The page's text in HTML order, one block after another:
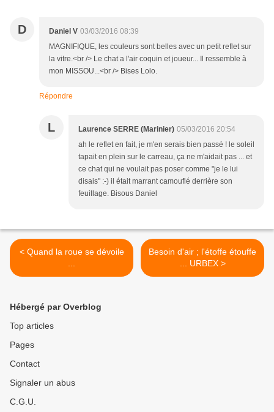
D Daniel V 03/03/2016 08:39
MAGNIFIQUE, les couleurs sont belles avec un petit reflet sur
la vitre.<br /> Le chat a l'air coquin et joueur... Il ressemble à
mon MISSOU...<br /> Bises Lolo.
Répondre
L Laurence SERRE (Marinier) 05/03/2016 20:54
ah le reflet en fait, je m'en serais bien passé ! le soleil
tapait en plein sur le carreau, ça ne m'aidait pas ... et
ce chat qui ne voulait pas poser comme "je le lui
disais" :-) il était marrant camouflé derrière son
feuillage. Bisous Daniel
< Quand la roue se dévoile
Besoin d'air ; l'étoffe étouffe
... URBEX >
Hébergé par Overblog
Top articles
Pages
Contact
Signaler un abus
C.G.U.